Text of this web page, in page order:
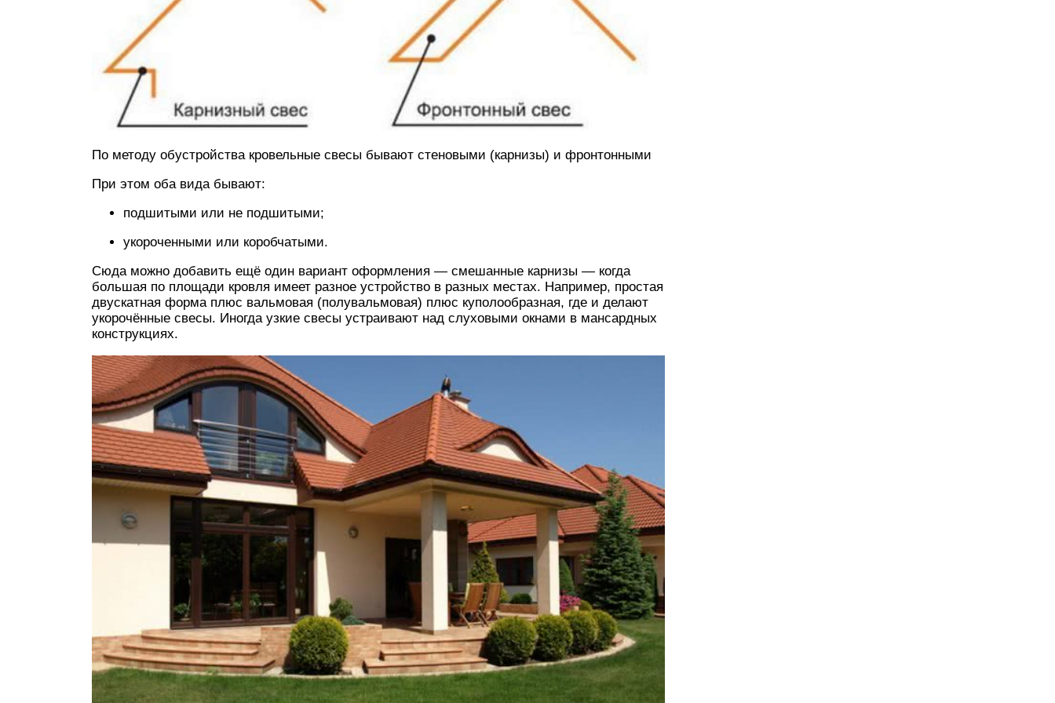
По методу обустройства кровельные свесы бывают стеновыми (карнизы) и фронтонными
При этом оба вида бывают:
подшитыми или не подшитыми;
укороченными или коробчатыми.
Сюда можно добавить ещё один вариант оформления — смешанные карнизы — когда
большая по площади кровля имеет разное устройство в разных местах. Например, простая
двускатная форма плюс вальмовая (полувальмовая) плюс куполообразная, где и делают
укорочённые свесы. Иногда узкие свесы устраивают над слуховыми окнами в мансардных
конструкциях.